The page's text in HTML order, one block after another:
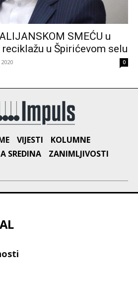
SMEĆU u
reciklažu u Špirićevom selu
2020 0
VIJESTI
KOLUMNE
SREDINA
ZANIMLJIVOSTI